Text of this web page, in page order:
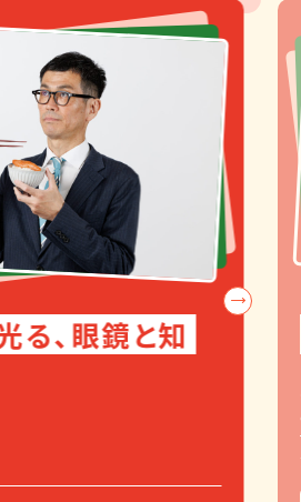
る、眼鏡と知